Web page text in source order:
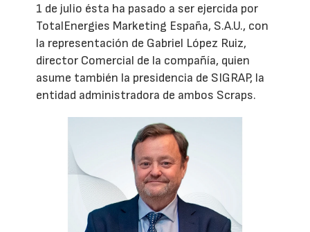
1 de julio ésta ha pasado a ser ejercida por
TotalEnergies Marketing España, S.A.U., con
la representación de Gabriel López Ruiz,
director Comercial de la compañía, quien
asume también la presidencia de SIGRAP, la
entidad administradora de ambos Scraps.